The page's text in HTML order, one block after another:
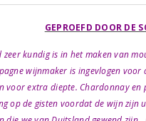
GEPROEFD DOOR DE
kundig is in het maken van
wijnmaker is ingevlogen
voor extra diepte. Chardonnay en
op de gisten voordat de wijn zijn